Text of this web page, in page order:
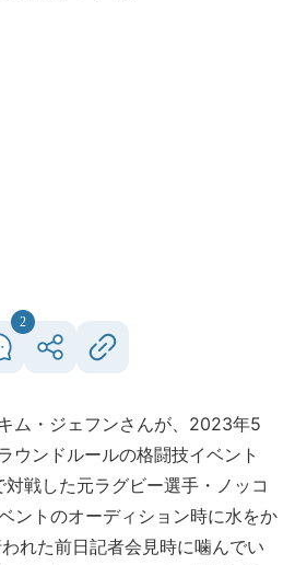
2
ム・ジェフンさんが、2023年5
ウンドルールの格闘技イベント
戦した元ラグビー選手・ノッコ
ントのオーディション時に水をか
れた前日記者会見時に噛んでい